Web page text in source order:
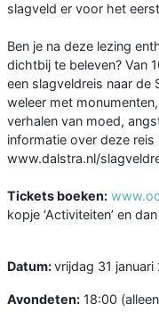
slagveld er voor het
Ben je na deze lezing
dichtbij te beleven? Van
een slagveldreis naar de
weleer met
verhalen van moed,
informatie over deze reis
www.dalstra.nl/
Tickets boeken:
kopje ‘Activiteiten’ en dan
Datum:vrijdag 31 januari
Avondeten: 18:00